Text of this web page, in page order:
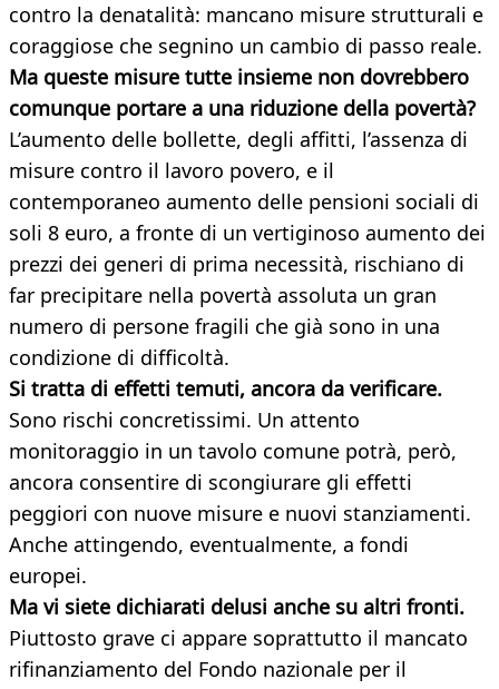
contro la denatalità: mancano misure strutturali e
coraggiose che segnino un cambio di passo reale.
Ma queste misure tutte insieme non dovrebbero
comunque portare a una riduzione della povertà?
L’aumento delle bollette, degli affitti, l’assenza di
misure contro il lavoro povero, e il
contemporaneo aumento delle pensioni sociali di
soli 8 euro, a fronte di un vertiginoso aumento dei
prezzi dei generi di prima necessità, rischiano di
far precipitare nella povertà assoluta un gran
numero di persone fragili che già sono in una
condizione di difficoltà.
Si tratta di effetti temuti, ancora da verificare.
Sono rischi concretissimi. Un attento
monitoraggio in un tavolo comune potrà, però,
ancora consentire di scongiurare gli effetti
peggiori con nuove misure e nuovi stanziamenti.
Anche attingendo, eventualmente, a fondi
europei.
Ma vi siete dichiarati delusi anche su altri fronti.
Piuttosto grave ci appare soprattutto il mancato
rifinanziamento del Fondo nazionale per il